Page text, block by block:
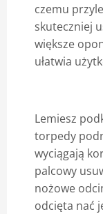
czemu
skuteczniej
większe
ułatwia
Lemiesz
torpedy
wyciągają
palcowy
nożowe
odcięta nać